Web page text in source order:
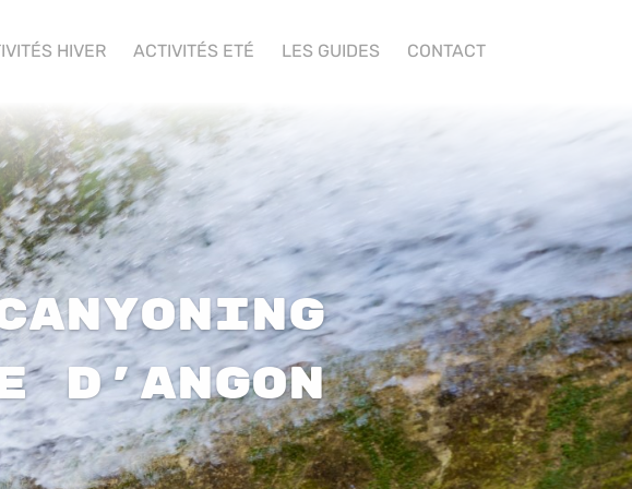
HIVER ACTIVITÉS ETÉ LES GUIDES CONTACT
d’Angon